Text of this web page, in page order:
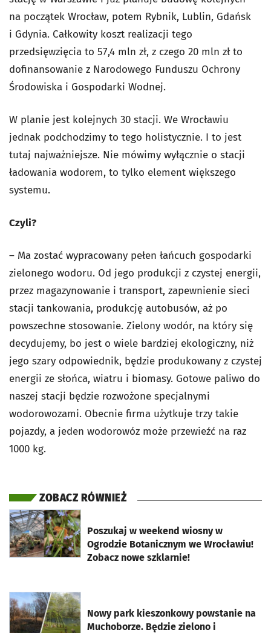
na początek Wrocław, potem Rybnik, Lublin, Gdańsk
i Gdynia. Całkowity koszt realizacji tego
przedsięwzięcia to 57,4 mln zł, z czego 20 mln zł to
dofinansowanie z Narodowego Funduszu Ochrony
Środowiska i Gospodarki Wodnej.
W planie jest kolejnych 30 stacji. We Wrocławiu
jednak podchodzimy to tego holistycznie. I to jest
tutaj najważniejsze. Nie mówimy wyłącznie o stacji
ładowania wodorem, to tylko element większego
systemu.
Czyli?
– Ma zostać wypracowany pełen łańcuch gospodarki
zielonego wodoru. Od jego produkcji z czystej energii,
przez magazynowanie i transport, zapewnienie sieci
stacji tankowania, produkcję autobusów, aż po
powszechne stosowanie. Zielony wodór, na który się
decydujemy, bo jest o wiele bardziej ekologiczny, niż
jego szary odpowiednik, będzie produkowany z czystej
energii ze słońca, wiatru i biomasy. Gotowe paliwo do
naszej stacji będzie rozwożone specjalnymi
wodorowozami. Obecnie firma użytkuje trzy takie
pojazdy, a jeden wodorowóz może przewieźć na raz
1000 kg.
ZOBACZ RÓWNIEŻ
Poszukaj w weekend wiosny w
Ogrodzie Botanicznym we Wrocławiu!
Zobacz nowe szklarnie!
otworzy się w nowej karcie
Nowy park kieszonkowy powstanie na
Muchoborze. Będzie zielono i
otworzy się w nowej karcie